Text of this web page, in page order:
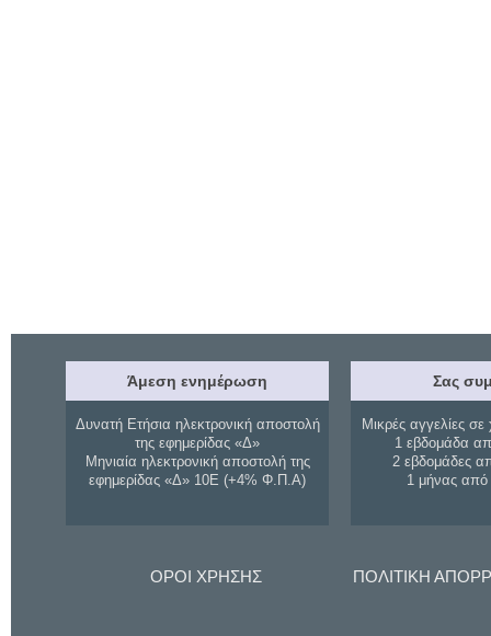
Άμεση ενημέρωση
Δυνατή Ετήσια ηλεκτρονική αποστολή
της εφημερίδας «Δ»
Μηνιαία ηλεκτρονική αποστολή της
εφημερίδας «Δ» 10Ε (+4% Φ.Π.Α)
Σας
Μικρές αγγελίες σε
1 εβδομάδα
2 εβδομάδες
1 μήνας
ΟΡΟΙ ΧΡΗΣΗΣ ΠΟΛΙΤΙΚΗ